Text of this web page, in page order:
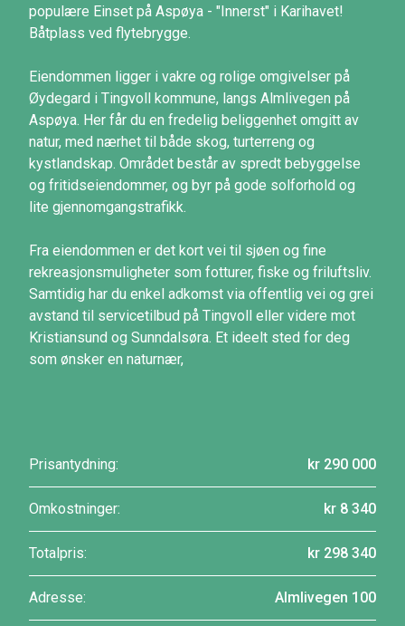
populære Einset på Aspøya - "Innerst" i Karihavet!
Båtplass ved flytebrygge.
Eiendommen ligger i vakre og rolige omgivelser på
Øydegard i Tingvoll kommune, langs Almlivegen på
Aspøya. Her får du en fredelig beliggenhet omgitt av
natur, med nærhet til både skog, turterreng og
kystlandskap. Området består av spredt bebyggelse
og fritidseiendommer, og byr på gode solforhold og
lite gjennomgangstrafikk.
Fra eiendommen er det kort vei til sjøen og fine
rekreasjonsmuligheter som fotturer, fiske og friluftsliv.
Samtidig har du enkel adkomst via offentlig vei og grei
avstand til servicetilbud på Tingvoll eller videre mot
Kristiansund og Sunndalsøra. Et ideelt sted for deg
som ønsker en naturnær,
Prisantydning: kr 290 000
Omkostninger: kr 8 340
Totalpris: kr 298 340
Adresse: Almlivegen 100